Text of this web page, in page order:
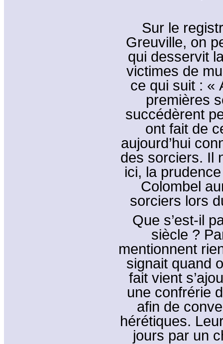
Sur le
Greuville, on
qui desservit
victimes de
ce qui suit : «
premières
succédèrent
ont fait de
aujourd’hui
des sorciers. Il
ici, la
Colombel
sorciers lors
Que s’est-il
siècle ?
mentionnent
signait quand
fait vient
une confrérie
afin de
hérétiques.
jours par un